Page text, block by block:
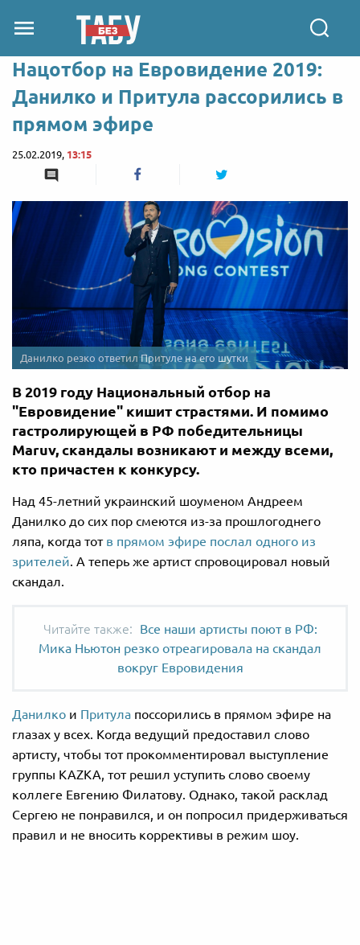
Нацотбор на Евровидение 2019:
Данилко и Притула рассорились в
прямом эфире
25.02.2019, 13:15
Данилко резко ответил Притуле на его шутки
В 2019 году Национальный отбор на
"Евровидение" кишит страстями. И помимо
гастролирующей в РФ победительницы
Maruv, скандалы возникают и между всеми,
кто причастен к конкурсу.
Над 45-летний украинский шоуменом Андреем
Данилко до сих пор смеются из-за прошлогоднего
ляпа, когда тот в прямом эфире послал одного из
зрителей. А теперь же артист спровоцировал новый
скандал.
Все наши артисты поют в РФ:
Мика Ньютон резко отреагировала на скандал
вокруг Евровидения
Данилко и Притула поссорились в прямом эфире на
глазах у всех. Когда ведущий предоставил слово
артисту, чтобы тот прокомментировал выступление
группы KAZKA, тот решил уступить слово своему
коллеге Евгению Филатову. Однако, такой расклад
Сергею не понравился, и он попросил придерживаться
правил и не вносить коррективы в режим шоу.